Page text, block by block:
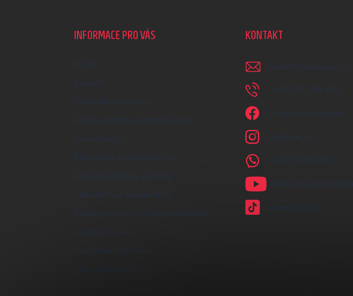
INFORMACE PRO VÁS
O nás
Kontakt
Obchodní podmínky
Zásady ochrany osobních údajů
Vrácení zboží
Reklamace a reklamační řád
Způsoby dopravy a platby
Velkoobchod a spolupráce
Zakázky na míru a dárkové předměty
Kreativní Česko
Hodnocení obchodu
KONTAKT
napiste @ earplugs.cz
+420 731 389 483
Jsme na Facebooku!
earplugs_cz
+420731389483
Naše videa na YouTube
@earplugs.cz